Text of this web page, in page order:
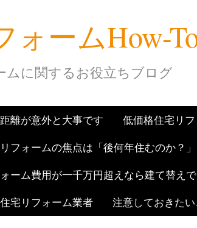
ームHow-
ムに関するお役立ちブログ
離が意外と大事です
低価格住宅リ
フォームの焦点は「後何年住むのか？
ーム費用が一千万円超えなら建て替えで
宅リフォーム業者 注意しておきた